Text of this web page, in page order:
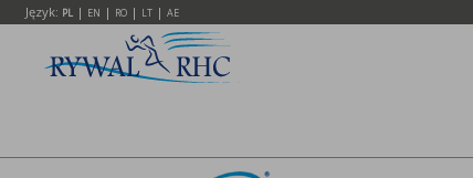
Język: PL | EN | RO | LT | AE